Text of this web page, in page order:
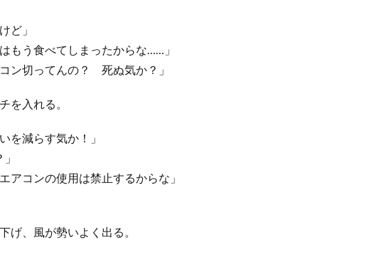
ど」
もう食べてしまったからな……」
ン切ってんの？ 死ぬ気か？」
を入れる。
減らす気か！」
アコンの使用は禁止するからな」
げ、風が勢いよく出る。